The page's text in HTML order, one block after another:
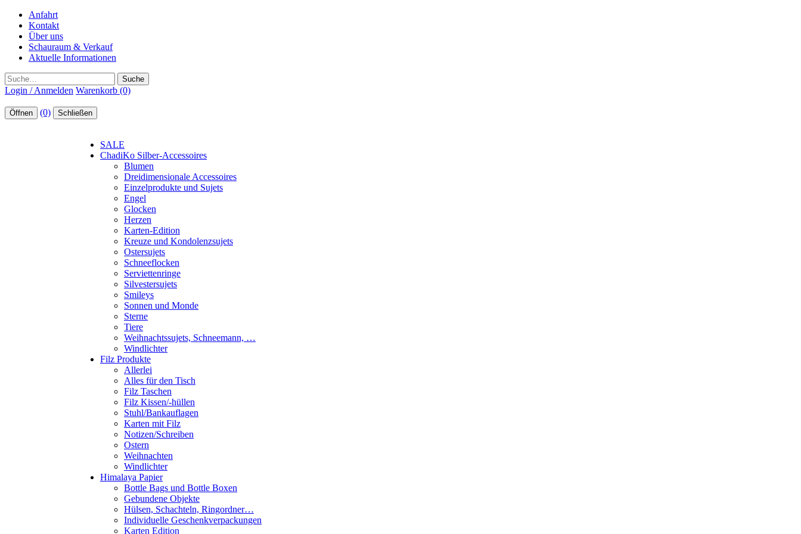
Anfahrt
Kontakt
Über uns
Schauraum & Verkauf
Aktuelle Informationen
Suche
Login / Anmelden Warenkorb (0)
Öffnen (0) Schließen
SALE
ChadiKo Silber-Accessoires
Blumen
Dreidimensionale Accessoires
Einzelprodukte und Sujets
Engel
Glocken
Herzen
Karten-Edition
Kreuze und Kondolenzsujets
Ostersujets
Schneeflocken
Serviettenringe
Silvestersujets
Smileys
Sonnen und Monde
Sterne
Tiere
Weihnachtssujets, Schneemann, …
Windlichter
Filz Produkte
Allerlei
Alles für den Tisch
Filz Taschen
Filz Kissen/-hüllen
Stuhl/Bankauflagen
Karten mit Filz
Notizen/Schreiben
Ostern
Weihnachten
Windlichter
Himalaya Papier
Bottle Bags und Bottle Boxen
Gebundene Objekte
Hülsen, Schachteln, Ringordner…
Individuelle Geschenkverpackungen
Karten Edition